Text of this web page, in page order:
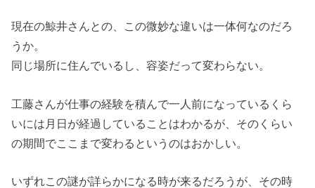
現在の鯨井さんとの、この微妙な違いは一体何なのだろ
うか。
同じ場所に住んでいるし、容姿だって変わらない。
工藤さんが仕事の経験を積んで一人前になっているくら
いには月日が経過していることはわかるが、そのくらい
の期間でここまで変わるというのはおかしい。
いずれこの謎が詳らかになる時が来るだろうが、その時